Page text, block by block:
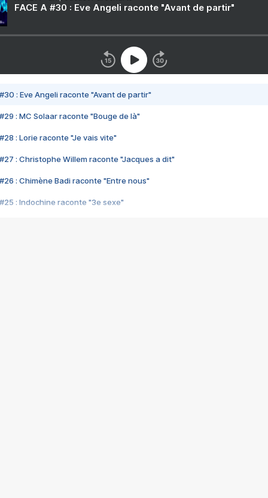
FACE A #30 : Eve Angeli raconte "Avant de partir"
#30 : Eve Angeli raconte "Avant de partir"
#29 : MC Solaar raconte "Bouge de là"
#28 : Lorie raconte "Je vais vite"
#27 : Christophe Willem raconte "Jacques a dit"
#26 : Chimène Badi raconte "Entre nous"
#25 : Indochine raconte "3e sexe"